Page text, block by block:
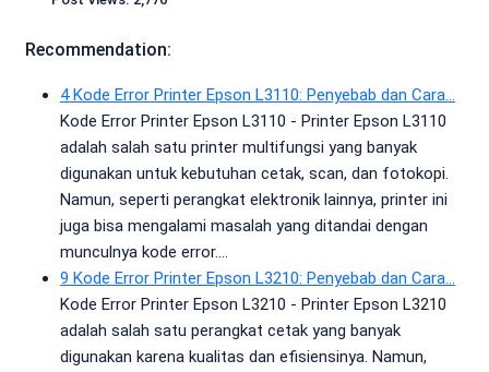
Recommendation:
4 Kode Error Printer Epson L3110: Penyebab dan Cara…
Kode Error Printer Epson L3110 - Printer Epson L3110
adalah salah satu printer multifungsi yang banyak
digunakan untuk kebutuhan cetak, scan, dan fotokopi.
Namun, seperti perangkat elektronik lainnya, printer ini
juga bisa mengalami masalah yang ditandai dengan
munculnya kode error.…
9 Kode Error Printer Epson L3210: Penyebab dan Cara…
Kode Error Printer Epson L3210 - Printer Epson L3210
adalah salah satu perangkat cetak yang banyak
digunakan karena kualitas dan efisiensinya. Namun,